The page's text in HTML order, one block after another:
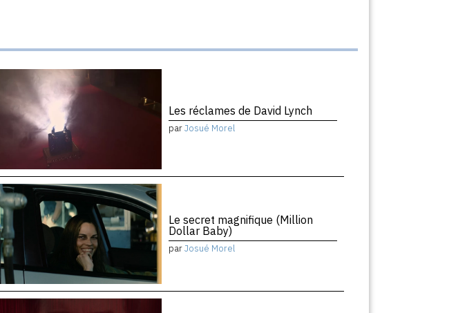
Les réclames de David Lynch
parJosué Morel
Le secret magnifique (Million
Dollar Baby)
parJosué Morel